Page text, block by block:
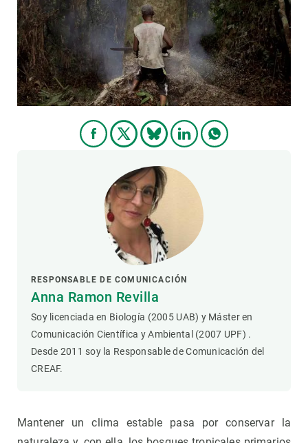
RESPONSABLE DE COMUNICACIÓN
Anna Ramon Revilla
Soy licenciada en Biología (2005 UAB) y Máster en
Comunicación Científica y Ambiental (2007 UPF) .
Desde 2011 soy la Responsable de Comunicación del
CREAF.
Mantener un clima estable pasa por conservar la